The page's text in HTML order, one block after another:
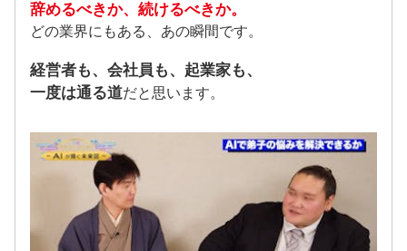
辞めるべきか、続けるべきか。
どの業界にもある、あの瞬間です。
経営者も、会社員も、起業家も、
一度は通る道だと思います。